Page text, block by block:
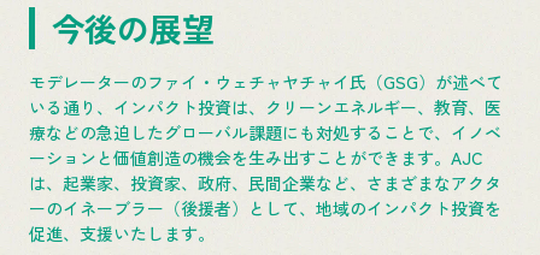
今後の展望
モデレーターのファイ・ウェチャヤチャイ氏（GSG）が述べて
いる通り、インパクト投資は、クリーンエネルギー、教育、医
療などの急迫したグローバル課題にも対処することで、イノベ
ーションと価値創造の機会を生み出すことができます。AJC
は、起業家、投資家、政府、民間企業など、さまざまなアクタ
ーのイネーブラー（後援者）として、地域のインパクト投資を
促進、支援いたします。